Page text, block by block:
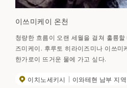
이쓰미케이 온천
청량한 흐름이 오랜 세월을 걸쳐 훌륭
즈미케이. 후루토 히라이즈미나 이쓰
한가로이 뜨거운 물에 가고 싶다.
이치노세키시 이와테현 남부 지역